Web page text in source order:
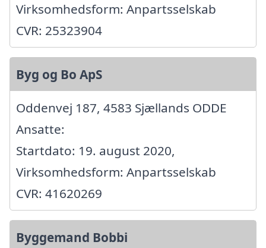
Virksomhedsform: Anpartsselskab
CVR: 25323904
Byg og Bo ApS
Oddenvej 187, 4583 Sjællands ODDE
Ansatte:
Startdato: 19. august 2020,
Virksomhedsform: Anpartsselskab
CVR: 41620269
Byggemand Bobbi